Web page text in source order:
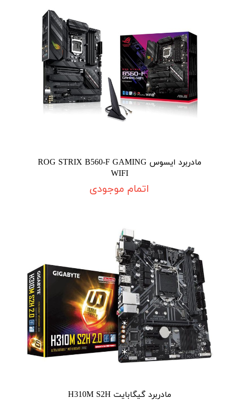
مادربرد ایسوس ROG STRIX B560-F GAMING
WIFI
اتمام موجودی
مادربرد گیگابایت H310M S2H